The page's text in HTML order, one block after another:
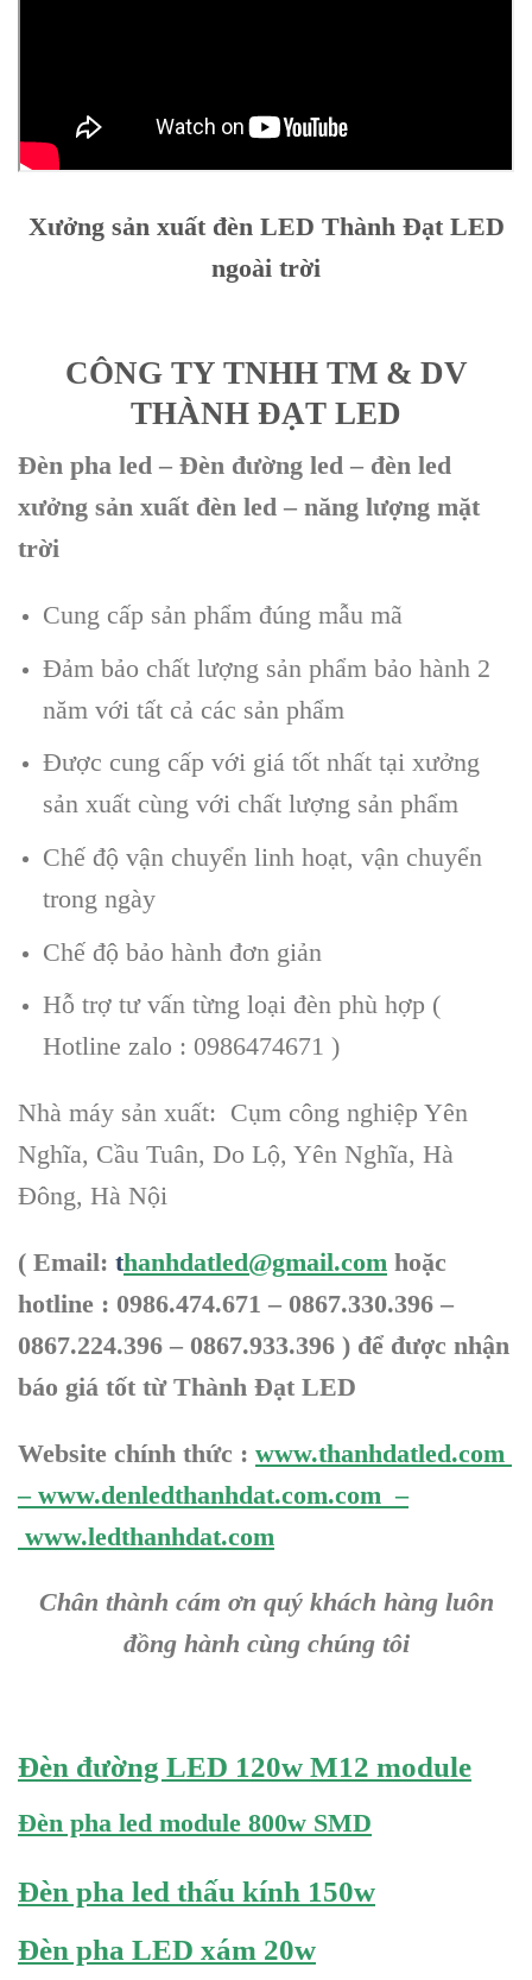
Xưởng sản xuất đèn LED Thành Đạt LED
ngoài trời
CÔNG TY TNHH TM & DV
THÀNH ĐẠT LED
Đèn pha led – Đèn đường led – đèn led
xưởng sản xuất đèn led – năng lượng mặt
trời
Cung cấp sản phẩm đúng mẫu mã
Đảm bảo chất lượng sản phẩm bảo hành 2
năm với tất cả các sản phẩm
Được cung cấp với giá tốt nhất tại xưởng
sản xuất cùng với chất lượng sản phẩm
Chế độ vận chuyển linh hoạt, vận chuyển
trong ngày
Chế độ bảo hành đơn giản
Hỗ trợ tư vấn từng loại đèn phù hợp (
Hotline zalo : 0986474671 )
Nhà máy sản xuất: Cụm công nghiệp Yên
Nghĩa, Cầu Tuân, Do Lộ, Yên Nghĩa, Hà
Đông, Hà Nội
( Email: thanhdatled@gmail.com hoặc
hotline : 0986.474.671 – 0867.330.396 –
0867.224.396 – 0867.933.396 ) để được nhận
báo giá tốt từ Thành Đạt LED
Website chính thức : www.thanhdatled.com
– www.denledthanhdat.com.com –
www.ledthanhdat.com
Chân thành cám ơn quý khách hàng luôn
đồng hành cùng chúng tôi
Đèn đường LED 120w M12 module
Đèn pha led module 800w SMD
Đèn pha led thấu kính 150w
Đèn pha LED xám 20w